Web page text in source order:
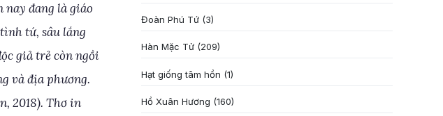
nay đang là giáo
tứ, sâu lắng
giả trẻ còn ngồi
và địa phương.
2018). Thơ in
Đoàn Phú Tứ (3)
Hàn Mặc Tử (209)
Hạt giống tâm hồn (1)
Hồ Xuân Hương (160)